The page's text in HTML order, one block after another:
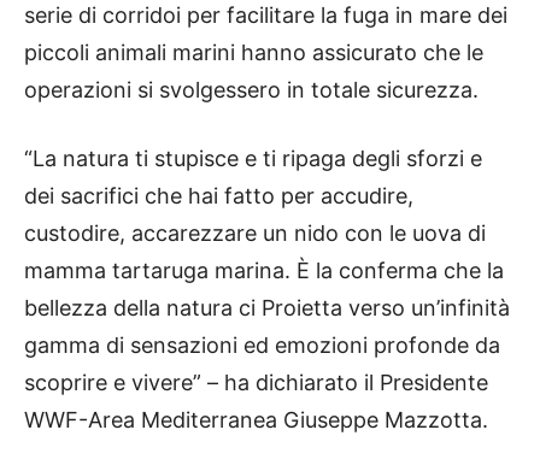
serie di corridoi per facilitare la fuga in mare dei
piccoli animali marini hanno assicurato che le
operazioni si svolgessero in totale sicurezza.
“La natura ti stupisce e ti ripaga degli sforzi e
dei sacrifici che hai fatto per accudire,
custodire, accarezzare un nido con le uova di
mamma tartaruga marina. È la conferma che la
bellezza della natura ci Proietta verso un’infinità
gamma di sensazioni ed emozioni profonde da
scoprire e vivere” – ha dichiarato il Presidente
WWF-Area Mediterranea Giuseppe Mazzotta.